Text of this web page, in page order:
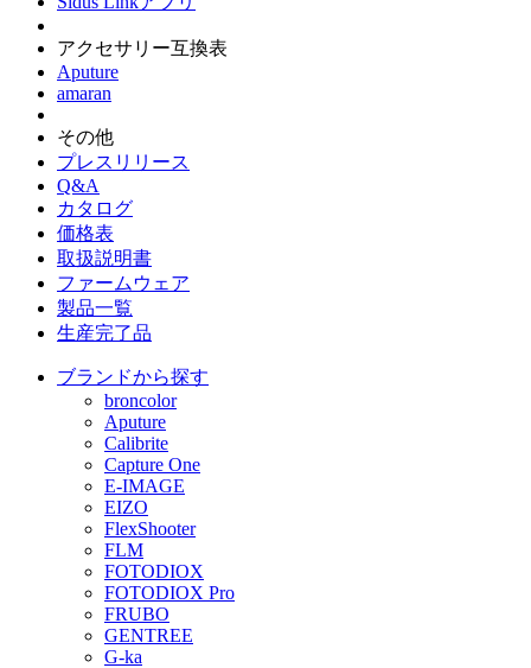
アクセサリー互換表
Aputure
amaran
その他
プレスリリース
Q&A
カタログ
価格表
取扱説明書
ファームウェア
製品一覧
生産完了品
ブランドから探す
broncolor
Aputure
Calibrite
Capture One
E-IMAGE
EIZO
FlexShooter
FLM
FOTODIOX
FOTODIOX Pro
FRUBO
GENTREE
G-ka